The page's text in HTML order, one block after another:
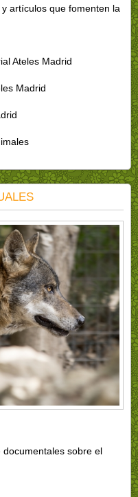
artículos que fomenten la
Ateles Madrid
Madrid
documentales sobre el